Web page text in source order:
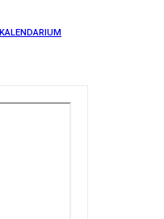
KALENDARIUM